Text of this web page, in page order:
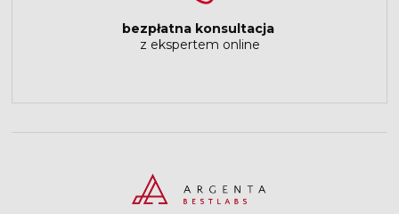
bezpłatna konsultacja
z ekspertem online